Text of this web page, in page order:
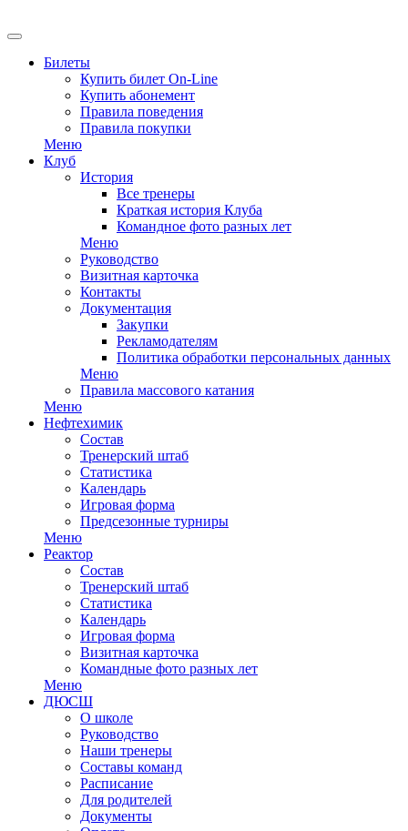
Билеты
Купить билет On-Line
Купить абонемент
Правила поведения
Правила покупки
Меню
Клуб
История
Все тренеры
Краткая история Клуба
Командное фото разных лет
Меню
Руководство
Визитная карточка
Контакты
Документация
Закупки
Рекламодателям
Политика обработки персональных данных
Меню
Правила массового катания
Меню
Нефтехимик
Состав
Тренерский штаб
Статистика
Календарь
Игровая форма
Предсезонные турниры
Меню
Реактор
Состав
Тренерский штаб
Статистика
Календарь
Игровая форма
Визитная карточка
Командные фото разных лет
Меню
ДЮСШ
О школе
Руководство
Наши тренеры
Составы команд
Расписание
Для родителей
Документы